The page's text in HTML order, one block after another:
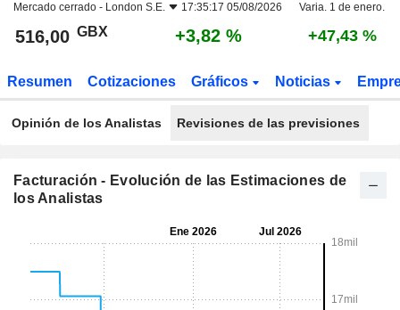
Mercado cerrado - London S.E. 17:35:17 05/08/2026 Varia. 1 de enero.
516,00 GBX +3,82 % +47,43 %
Resumen Cotizaciones Gráficos Noticias
Opinión de los Analistas Revisiones de las previsiones
Facturación - Evolución de las Estimaciones de
los Analistas